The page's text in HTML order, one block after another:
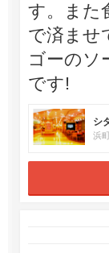
す。また
で済ませ
ゴーのソ
です!
シ
浜